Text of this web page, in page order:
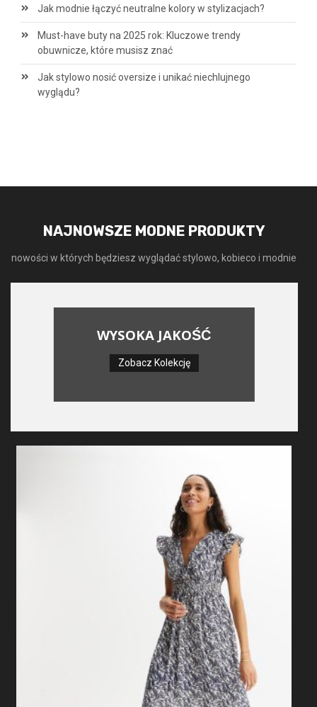
Jak modnie łączyć neutralne kolory w stylizacjach?
Must-have buty na 2025 rok: Kluczowe trendy
obuwnicze, które musisz znać
Jak stylowo nosić oversize i unikać niechlujnego
wyglądu?
NAJNOWSZE MODNE PRODUKTY
nowości w których będziesz wyglądać stylowo, kobieco i modnie
WYSOKA JAKOŚĆ
Zobacz Kolekcję